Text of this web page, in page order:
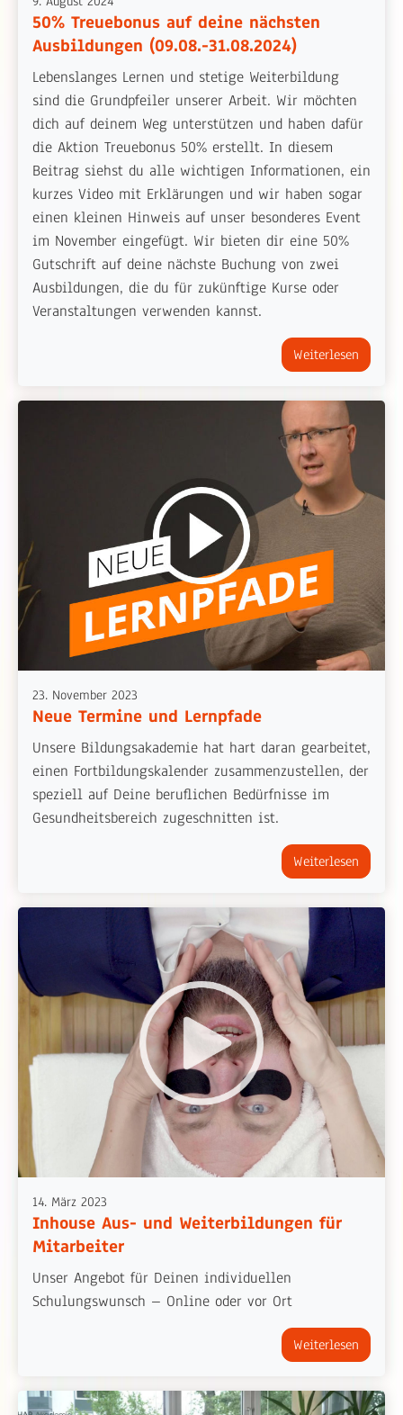
50% Treuebonus auf deine nächsten
Ausbildungen (09.08.-31.08.2024)
Lebenslanges Lernen und stetige Weiterbildung
sind die Grundpfeiler unserer Arbeit. Wir möchten
dich auf deinem Weg unterstützen und haben dafür
die Aktion Treuebonus 50% erstellt. In diesem
Beitrag siehst du alle wichtigen Informationen, ein
kurzes Video mit Erklärungen und wir haben sogar
einen kleinen Hinweis auf unser besonderes Event
im November eingefügt. Wir bieten dir eine 50%
Gutschrift auf deine nächste Buchung von zwei
Ausbildungen, die du für zukünftige Kurse oder
Veranstaltungen verwenden kannst.
Weiterlesen
23. November 2023
Neue Termine und Lernpfade
Unsere Bildungsakademie hat hart daran gearbeitet,
einen Fortbildungskalender zusammenzustellen, der
speziell auf Deine beruflichen Bedürfnisse im
Gesundheitsbereich zugeschnitten ist.
Weiterlesen
14. März 2023
Inhouse Aus- und Weiterbildungen für
Mitarbeiter
Unser Angebot für Deinen individuellen
Schulungswunsch – Online oder vor Ort
Weiterlesen